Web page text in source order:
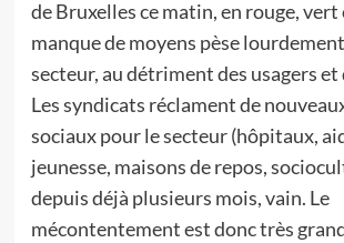
de Bruxelles ce matin, en rouge, vert
manque de moyens pèse
secteur, au détriment des usagers
Les syndicats réclament de
sociaux pour le secteur (hôpitaux,
jeunesse, maisons de repos,
depuis déjà plusieurs mois, vain. Le
mécontentement est donc très